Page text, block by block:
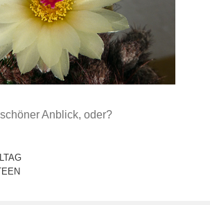
Anblick, oder?